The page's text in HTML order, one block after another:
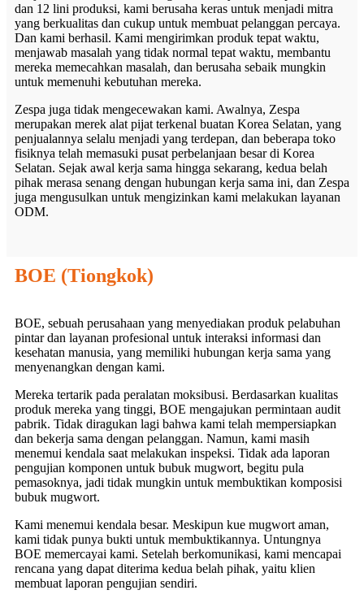
dan 12 lini produksi, kami berusaha keras untuk menjadi mitra
yang berkualitas dan cukup untuk membuat pelanggan percaya.
Dan kami berhasil. Kami mengirimkan produk tepat waktu,
menjawab masalah yang tidak normal tepat waktu, membantu
mereka memecahkan masalah, dan berusaha sebaik mungkin
untuk memenuhi kebutuhan mereka.
Zespa juga tidak mengecewakan kami. Awalnya, Zespa
merupakan merek alat pijat terkenal buatan Korea Selatan, yang
penjualannya selalu menjadi yang terdepan, dan beberapa toko
fisiknya telah memasuki pusat perbelanjaan besar di Korea
Selatan. Sejak awal kerja sama hingga sekarang, kedua belah
pihak merasa senang dengan hubungan kerja sama ini, dan Zespa
juga mengusulkan untuk mengizinkan kami melakukan layanan
ODM.
BOE (Tiongkok)
BOE, sebuah perusahaan yang menyediakan produk pelabuhan
pintar dan layanan profesional untuk interaksi informasi dan
kesehatan manusia, yang memiliki hubungan kerja sama yang
menyenangkan dengan kami.
Mereka tertarik pada peralatan moksibusi. Berdasarkan kualitas
produk mereka yang tinggi, BOE mengajukan permintaan audit
pabrik. Tidak diragukan lagi bahwa kami telah mempersiapkan
dan bekerja sama dengan pelanggan. Namun, kami masih
menemui kendala saat melakukan inspeksi. Tidak ada laporan
pengujian komponen untuk bubuk mugwort, begitu pula
pemasoknya, jadi tidak mungkin untuk membuktikan komposisi
bubuk mugwort.
Kami menemui kendala besar. Meskipun kue mugwort aman,
kami tidak punya bukti untuk membuktikannya. Untungnya
BOE memercayai kami. Setelah berkomunikasi, kami mencapai
rencana yang dapat diterima kedua belah pihak, yaitu klien
membuat laporan pengujian sendiri.